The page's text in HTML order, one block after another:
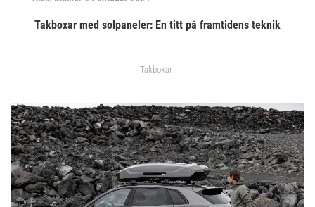
Takboxar med solpaneler: En titt på framtidens teknik
Takboxar